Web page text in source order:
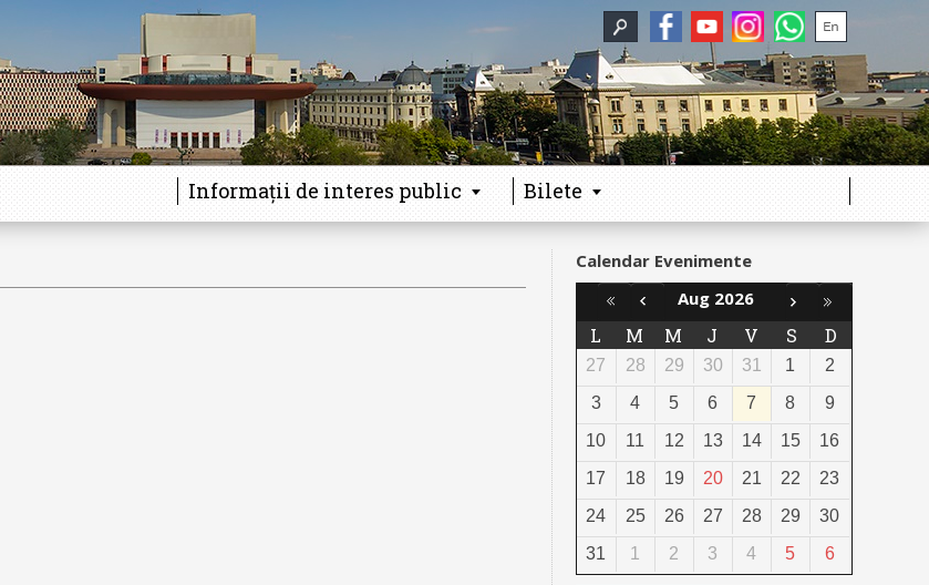
Informații de interes public Bilete
Calendar Evenimente
Aug 2026
L M M J V S D
27 28 29 30 31 1
2
3
4 5 6 7 8
9
10
11 12 13 14 15
16
17
18 19 20 21 22
23
24
25 26 27 28 29
30
31
1 2 3 4 5 6